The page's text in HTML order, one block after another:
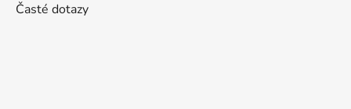
Časté dotazy